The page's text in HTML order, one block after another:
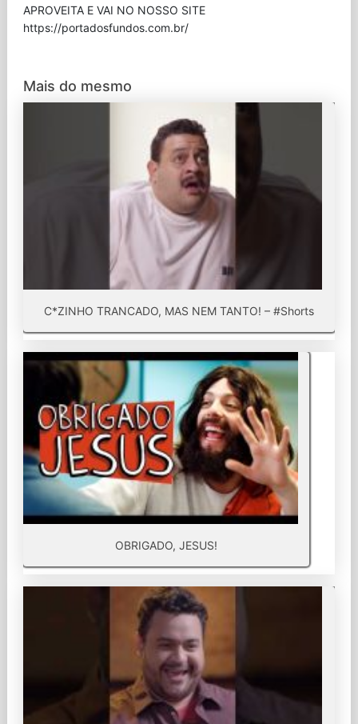
APROVEITA E VAI NO NOSSO SITE
⁠https://portadosfundos.com.br/
Mais do mesmo
C*ZINHO TRANCADO, MAS NEM TANTO! – #Shorts
OBRIGADO, JESUS!